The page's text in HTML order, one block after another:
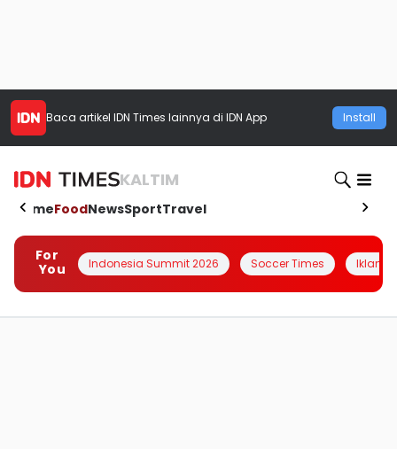
Baca artikel IDN Times lainnya di IDN App Install
KALTIM
HomeFoodNewsSportTravel
For
You
Indonesia Summit 2026 Soccer Times Iklanin